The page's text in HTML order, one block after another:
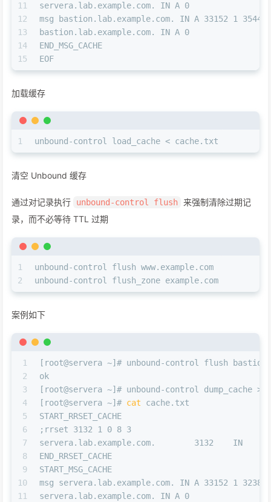
11
12
13
14
15
servera.lab.example.com. IN A 0
msg bastion.lab.example.com. IN A 33152 1 3544
bastion.lab.example.com. IN A 0
END_MSG_CACHE
EOF
加载缓存
1 unbound-control load_cache < cache.txt
清空 Unbound 缓存
通过对记录执行 unbound-control flush 来强制清除过期记
录，而不必等待 TTL 过期
1
2
unbound-control flush www.example.com
unbound-control flush_zone example.com
案例如下
1
2
3
4
5
6
7
8
9
10
11
[root@servera ~]# unbound-control flush
ok
[root@servera ~]# unbound-control dump_cache >
[root@servera ~]# cat cache.txt
START_RRSET_CACHE
;rrset 3132 1 0 8 3
servera.lab.example.com.        3132    IN
END_RRSET_CACHE
START_MSG_CACHE
msg servera.lab.example.com. IN A 33152 1 3238
servera.lab.example.com. IN A 0